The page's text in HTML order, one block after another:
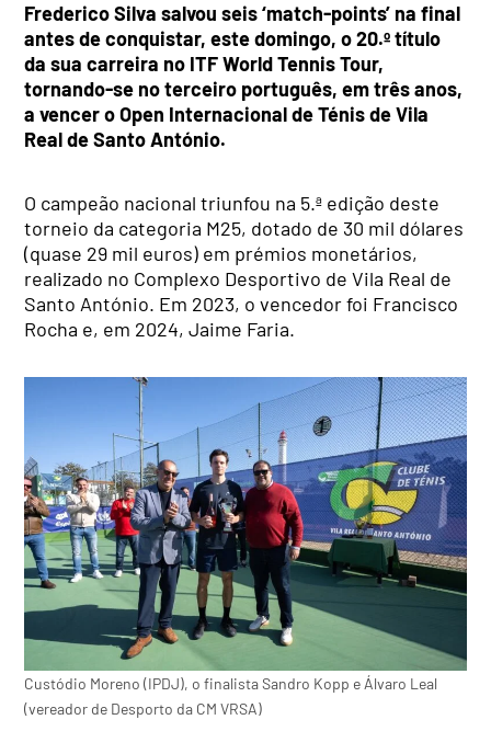
Frederico Silva salvou seis ‘match-points’ na final
antes de conquistar, este domingo, o 20.º título
da sua carreira no ITF World Tennis Tour,
tornando-se no terceiro português, em três anos,
a vencer o Open Internacional de Ténis de Vila
Real de Santo António.
O campeão nacional triunfou na 5.ª edição deste
torneio da categoria M25, dotado de 30 mil dólares
(quase 29 mil euros) em prémios monetários,
realizado no Complexo Desportivo de Vila Real de
Santo António. Em 2023, o vencedor foi Francisco
Rocha e, em 2024, Jaime Faria.
Custódio Moreno (IPDJ), o finalista Sandro Kopp e Álvaro Leal
(vereador de Desporto da CM VRSA)